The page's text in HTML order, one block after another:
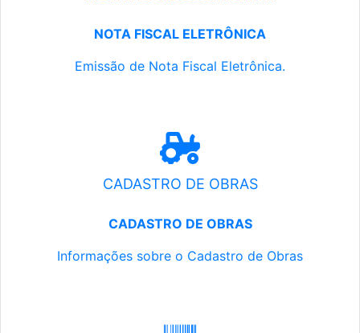
NOTA FISCAL ELETRÔNICA
Emissão de Nota Fiscal Eletrônica.
CADASTRO DE OBRAS
CADASTRO DE OBRAS
Informações sobre o Cadastro de Obras